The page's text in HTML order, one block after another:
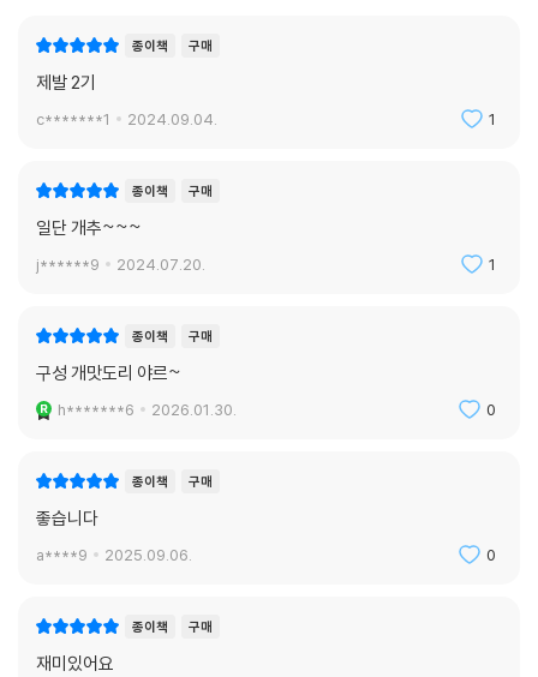
종이책 구매
제발 2기
c*******1 2024.09.04. 1
종이책 구매
일단 개추~~~
j******9 2024.07.20. 1
종이책 구매
구성 개맛도리 야르~
h*******6 2026.01.30. 0
종이책 구매
좋습니다
a****9 2025.09.06. 0
종이책 구매
재미있어요